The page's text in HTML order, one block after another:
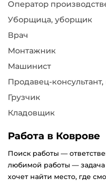
Оператор
Уборщица, уборщик
Врач
Монтажник
Машинист
Продавец-
Грузчик
Кладовщик
Работа в Коврове
Поиск работы —
любимой работы —
хочет найти место, где